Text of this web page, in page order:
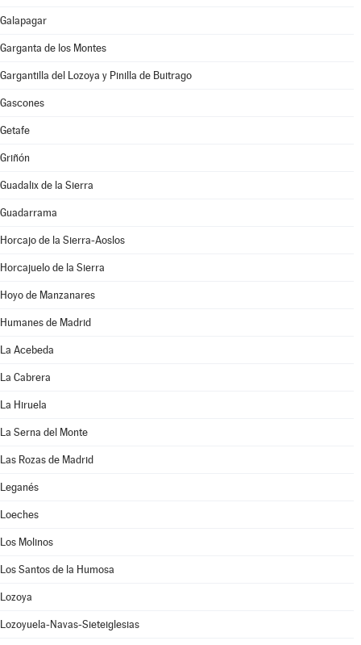
Galapagar
Garganta de los Montes
Gargantilla del Lozoya y Pinilla de Buitrago
Gascones
Getafe
Griñón
Guadalix de la Sierra
Guadarrama
Horcajo de la Sierra-Aoslos
Horcajuelo de la Sierra
Hoyo de Manzanares
Humanes de Madrid
La Acebeda
La Cabrera
La Hiruela
La Serna del Monte
Las Rozas de Madrid
Leganés
Loeches
Los Molinos
Los Santos de la Humosa
Lozoya
Lozoyuela-Navas-Sieteiglesias